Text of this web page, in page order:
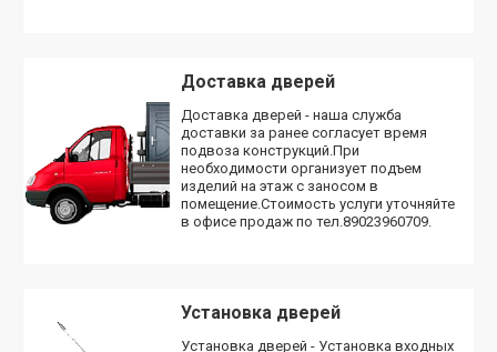
Доставка дверей
Доставка дверей - наша служба
доставки за ранее согласует время
подвоза конструкций.При
необходимости организует подъем
изделий на этаж с заносом в
помещение.Стоимость услуги уточняйте
в офисе продаж по тел.89023960709.
Установка дверей
Установка дверей - Установка входных